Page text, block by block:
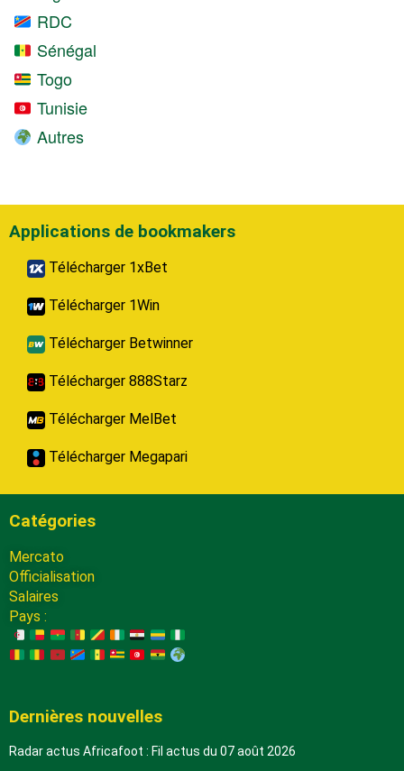
RDC
Sénégal
Togo
Tunisie
Autres
Applications de bookmakers
Télécharger 1xBet
Télécharger 1Win
Télécharger Betwinner
Télécharger 888Starz
Télécharger MelBet
Télécharger Megapari
Catégories
Mercato
Officialisation
Salaires
Pays :
Dernières nouvelles
Radar actus Africafoot : Fil actus du 07 août 2026